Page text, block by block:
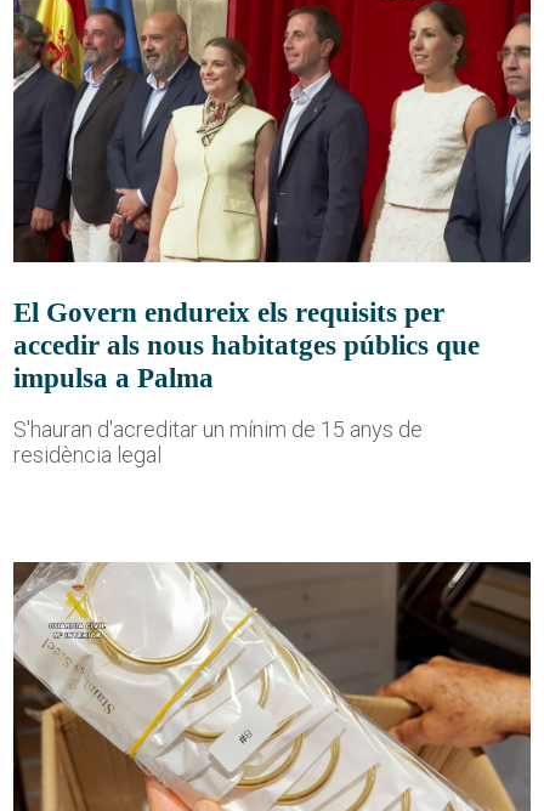
El Govern endureix els requisits per
accedir als nous habitatges públics que
impulsa a Palma
S'hauran d'acreditar un mínim de 15 anys de
residència legal